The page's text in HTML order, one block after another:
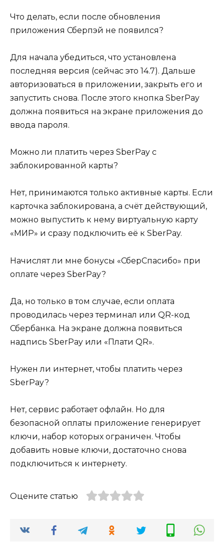
Что делать, если после обновления
приложения Сберпэй не появился?
Для начала убедиться, что установлена
последняя версия (сейчас это 14.7). Дальше
авторизоваться в приложении, закрыть его и
запустить снова. После этого кнопка SberPay
должна появиться на экране приложения до
ввода пароля.
Можно ли платить через SberPay с
заблокированной карты?
Нет, принимаются только активные карты. Если
карточка заблокирована, а счёт действующий,
можно выпустить к нему виртуальную карту
«МИР» и сразу подключить её к SberPay.
Начислят ли мне бонусы «СберСпасибо» при
оплате через SberPay?
Да, но только в том случае, если оплата
проводилась через терминал или QR-код
Сбербанка. На экране должна появиться
надпись SberPay или «Плати QR».
Нужен ли интернет, чтобы платить через
SberPay?
Нет, сервис работает офлайн. Но для
безопасной оплаты приложение генерирует
ключи, набор которых ограничен. Чтобы
добавить новые ключи, достаточно снова
подключиться к интернету.
Оцените статью